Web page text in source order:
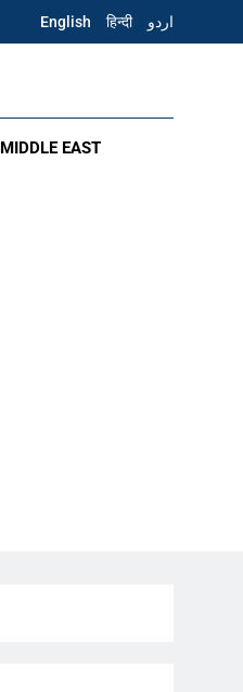
English हिन्दी اردو
MIDDLE EAST